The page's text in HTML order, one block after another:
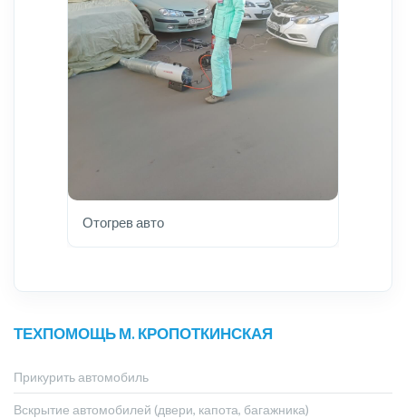
Отогрев авто
ТЕХПОМОЩЬ М. КРОПОТКИНСКАЯ
Прикурить автомобиль
Вскрытие автомобилей (двери, капота, багажника)